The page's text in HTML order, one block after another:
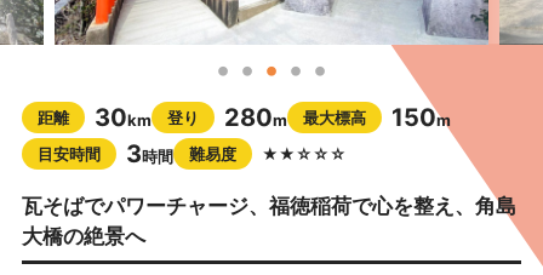
距離 30km 登り 280m 最大標高 150m
目安時間
3時間 難易度 ★★☆☆☆
瓦そばでパワーチャージ、福徳稲荷で心を整え、角島
大橋の絶景へ